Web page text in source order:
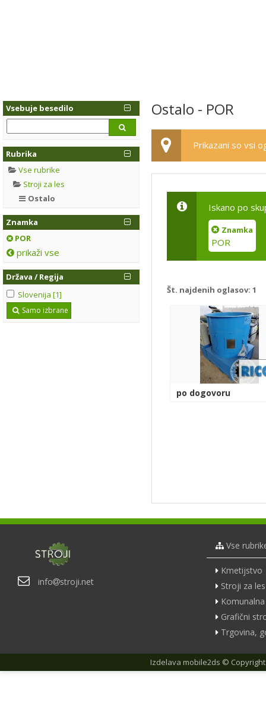
Vsebuje besedilo
Rubrika
Vse rubrike
Stroji za les
Ostalo
Znamka
POR
prikaži vse
Država / Regija
Slovenija [1]
Samo izbrane
Ostalo - POR
Prikazani so vsi
Iskano po
Znamka
POR
Št. najdenih oglasov: 1
po dogovoru
info stroji.net
Vse
Kmetijstvo
Stroji za les
Grafični
Trgovina,
Izdelava mobile2ds ©